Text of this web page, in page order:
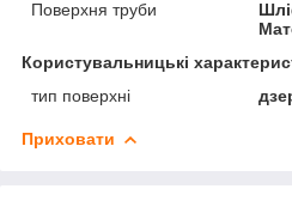
Поверхня труби
Користувальницькі
тип поверхні
Приховати